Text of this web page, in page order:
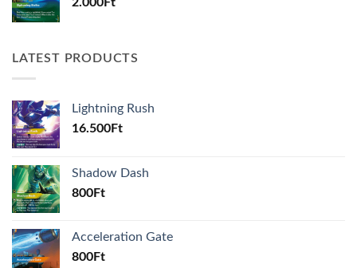
2.000Ft
LATEST PRODUCTS
Lightning Rush
16.500Ft
Shadow Dash
800Ft
Acceleration Gate
800Ft